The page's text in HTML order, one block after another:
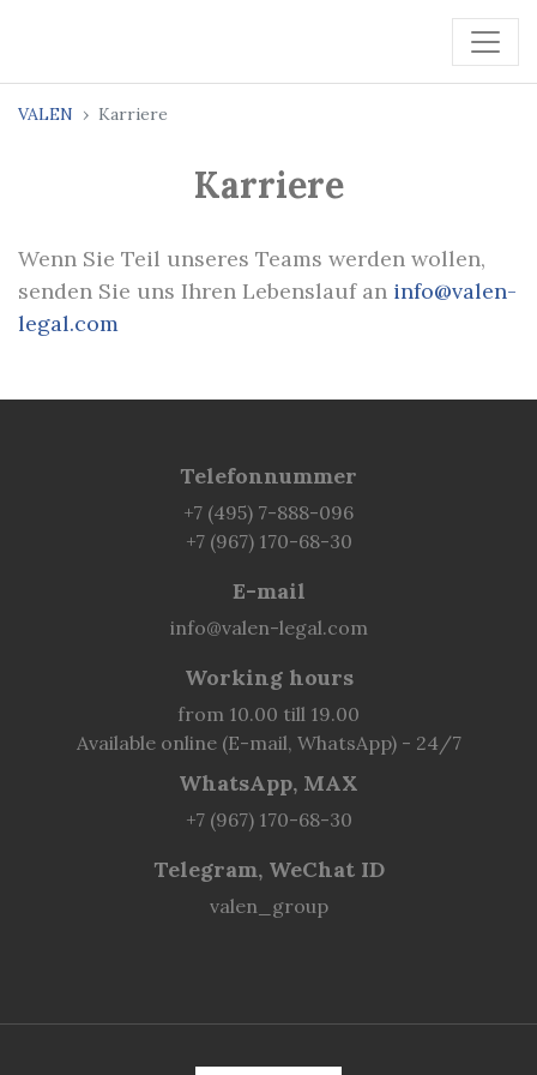
VALEN Karriere
Karriere
Wenn Sie Teil unseres Teams werden wollen,
senden Sie uns Ihren Lebenslauf an info@valen-
legal.com
Telefonnummer
+7 (495) 7-888-096
+7 (967) 170-68-30
E-mail
info@valen-legal.com
Working hours
from 10.00 till 19.00
Available online (E-mail, WhatsApp) - 24/7
WhatsApp, MAX
+7 (967) 170-68-30
Telegram, WeChat ID
valen_group